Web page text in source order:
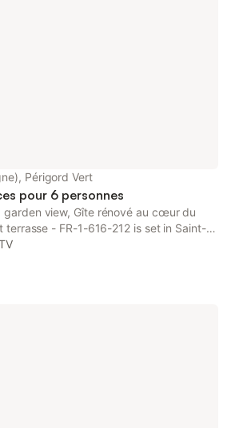
Périgord Vert
pour 6 personnes
view, Gîte rénové au cœur du
terrasse - FR-1-616-212 is set in Saint-
Castle and 27 km from Jumilhac